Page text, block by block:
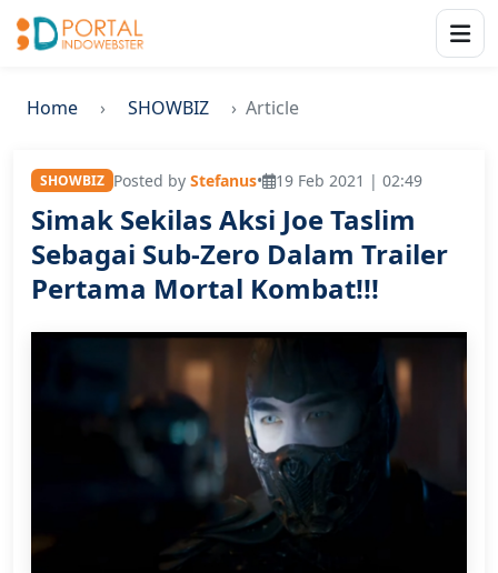
Home SHOWBIZ Article
SHOWBIZ Posted by Stefanus• 19 Feb 2021 | 02:49
Simak Sekilas Aksi Joe Taslim
Sebagai Sub-Zero Dalam Trailer
Pertama Mortal Kombat!!!